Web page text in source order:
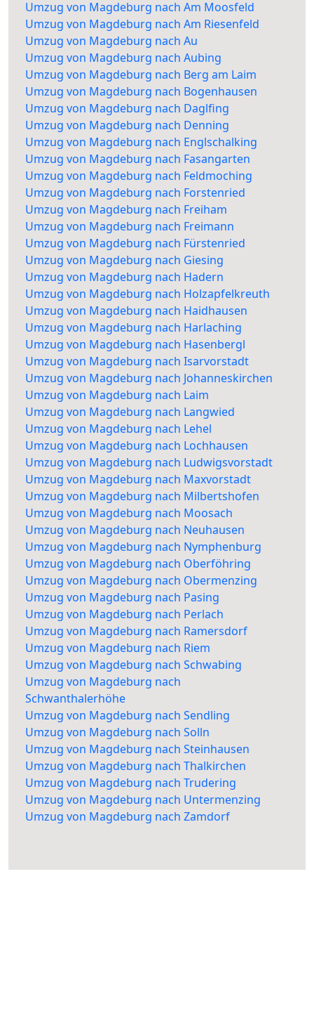
Umzug von Magdeburg nach Am Moosfeld
Umzug von Magdeburg nach Am Riesenfeld
Umzug von Magdeburg nach Au
Umzug von Magdeburg nach Aubing
Umzug von Magdeburg nach Berg am Laim
Umzug von Magdeburg nach Bogenhausen
Umzug von Magdeburg nach Daglfing
Umzug von Magdeburg nach Denning
Umzug von Magdeburg nach Englschalking
Umzug von Magdeburg nach Fasangarten
Umzug von Magdeburg nach Feldmoching
Umzug von Magdeburg nach Forstenried
Umzug von Magdeburg nach Freiham
Umzug von Magdeburg nach Freimann
Umzug von Magdeburg nach Fürstenried
Umzug von Magdeburg nach Giesing
Umzug von Magdeburg nach Hadern
Umzug von Magdeburg nach Holzapfelkreuth
Umzug von Magdeburg nach Haidhausen
Umzug von Magdeburg nach Harlaching
Umzug von Magdeburg nach Hasenbergl
Umzug von Magdeburg nach Isarvorstadt
Umzug von Magdeburg nach Johanneskirchen
Umzug von Magdeburg nach Laim
Umzug von Magdeburg nach Langwied
Umzug von Magdeburg nach Lehel
Umzug von Magdeburg nach Lochhausen
Umzug von Magdeburg nach Ludwigsvorstadt
Umzug von Magdeburg nach Maxvorstadt
Umzug von Magdeburg nach Milbertshofen
Umzug von Magdeburg nach Moosach
Umzug von Magdeburg nach Neuhausen
Umzug von Magdeburg nach Nymphenburg
Umzug von Magdeburg nach Oberföhring
Umzug von Magdeburg nach Obermenzing
Umzug von Magdeburg nach Pasing
Umzug von Magdeburg nach Perlach
Umzug von Magdeburg nach Ramersdorf
Umzug von Magdeburg nach Riem
Umzug von Magdeburg nach Schwabing
Umzug von Magdeburg nach
Schwanthalerhöhe
Umzug von Magdeburg nach Sendling
Umzug von Magdeburg nach Solln
Umzug von Magdeburg nach Steinhausen
Umzug von Magdeburg nach Thalkirchen
Umzug von Magdeburg nach Trudering
Umzug von Magdeburg nach Untermenzing
Umzug von Magdeburg nach Zamdorf